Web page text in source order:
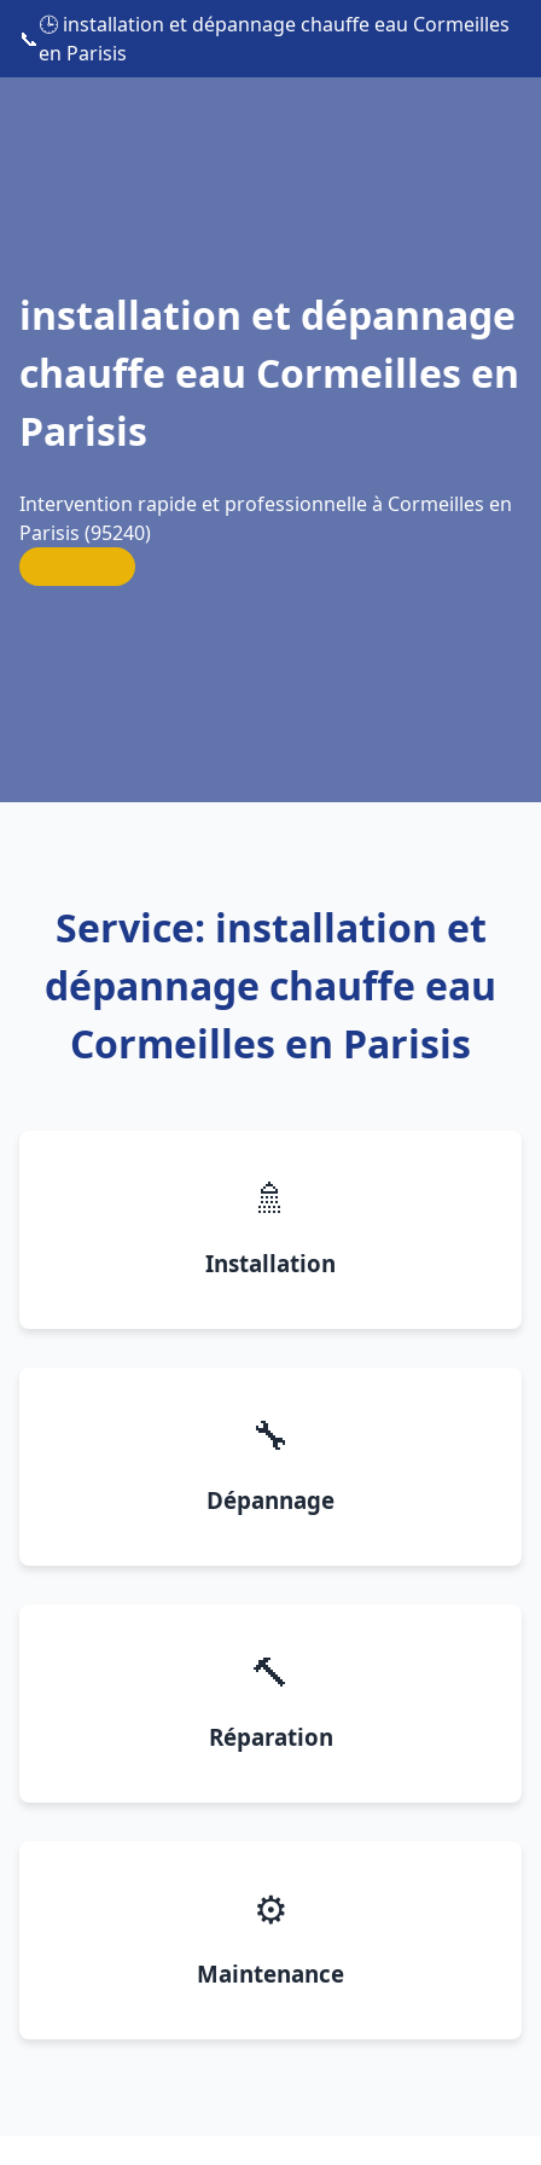
📞
🕒 installation et dépannage chauffe eau Cormeilles
en Parisis
installation et dépannage
chauffe eau Cormeilles en
Parisis
Intervention rapide et professionnelle à Cormeilles en
Parisis (95240)
Service: installation et
dépannage chauffe eau
Cormeilles en Parisis
🚿
Installation
🔧
Dépannage
🔨
Réparation
⚙️
Maintenance